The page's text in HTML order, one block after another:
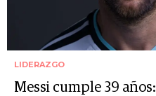
LIDERAZGO
Messi cumple 39